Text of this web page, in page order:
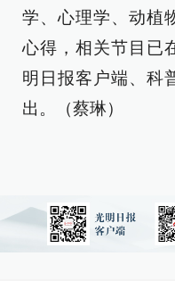
学、心理学、动植
心得，相关节目已
明日报客户端、科
出。（蔡琳）